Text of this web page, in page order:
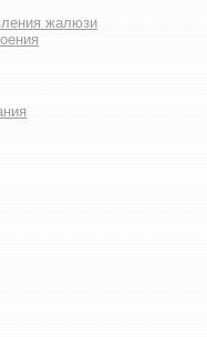
жалюзи